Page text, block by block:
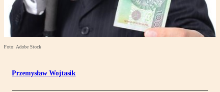
Foto: Adobe Stock
Przemysław Wojtasik